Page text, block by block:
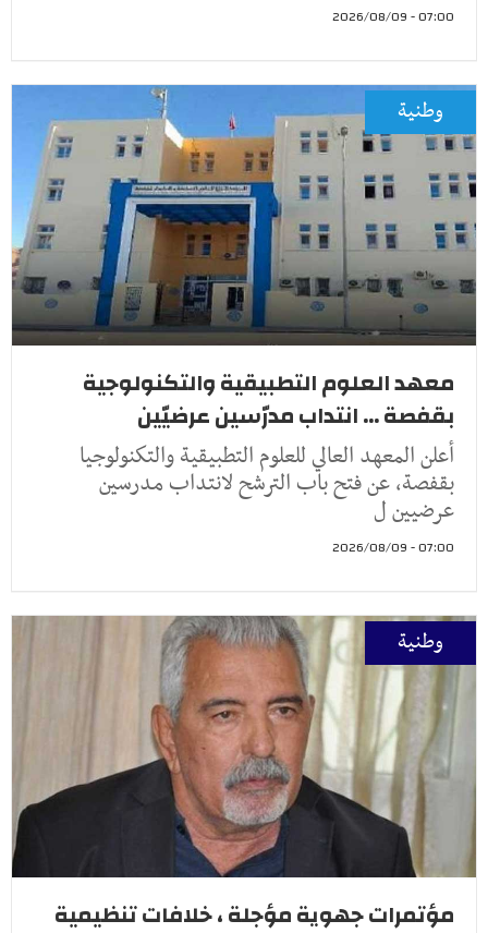
07:00 - 2026/08/09
وطنية
معهد العلوم التطبيقية والتكنولوجية
بقفصة ... انتداب مدرّسين عرضيّين
أعلن المعهد العالي للعلوم التطبيقية والتكنولوجيا
بقفصة، عن فتح باب الترشح لانتداب مدرسين
عرضيين ل
07:00 - 2026/08/09
وطنية
مؤتمرات جهوية مؤجلة ، خلافات تنظيمية